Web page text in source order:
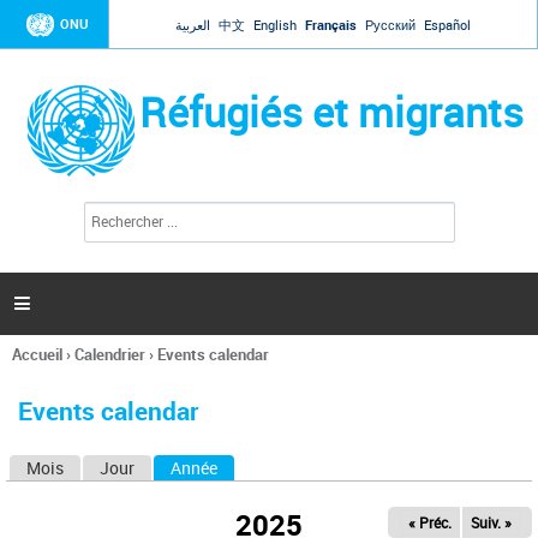
Jump to navigation
ONU العربية 中文 English Français Русский Español
Réfugiés et migrants
l
c
h
e

Vous
ici
Accueil›Calendrier› Events calendar
Events calendar
Mois Jour Année
2025 « Préc. Suiv. »